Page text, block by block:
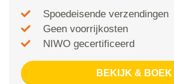
Spoedeisende verzendingen
Geen voorrijkosten
NIWO gecertificeerd
BEKIJK & BOEK